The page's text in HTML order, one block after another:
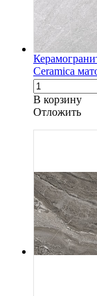
Ceramica
В корзину
Oтложить